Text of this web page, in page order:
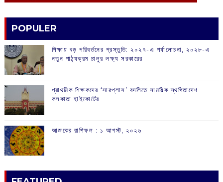
POPULER
শিক্ষায় বড় পরিবর্তনের প্রস্তুতি: ২০২৭-এ পর্যালোচনা, ২০২৮-এ
নতুন পাঠ্যক্রম চালুর লক্ষ্য সরকারের
প্রাথমিক শিক্ষকদের ‘সারপ্লাস’ বদলিতে সাময়িক স্থগিতাদেশ
কলকাতা হাইকোর্টের
আজকের রাশিফল :‌ ‌‌১ আগস্ট, ২০২৬